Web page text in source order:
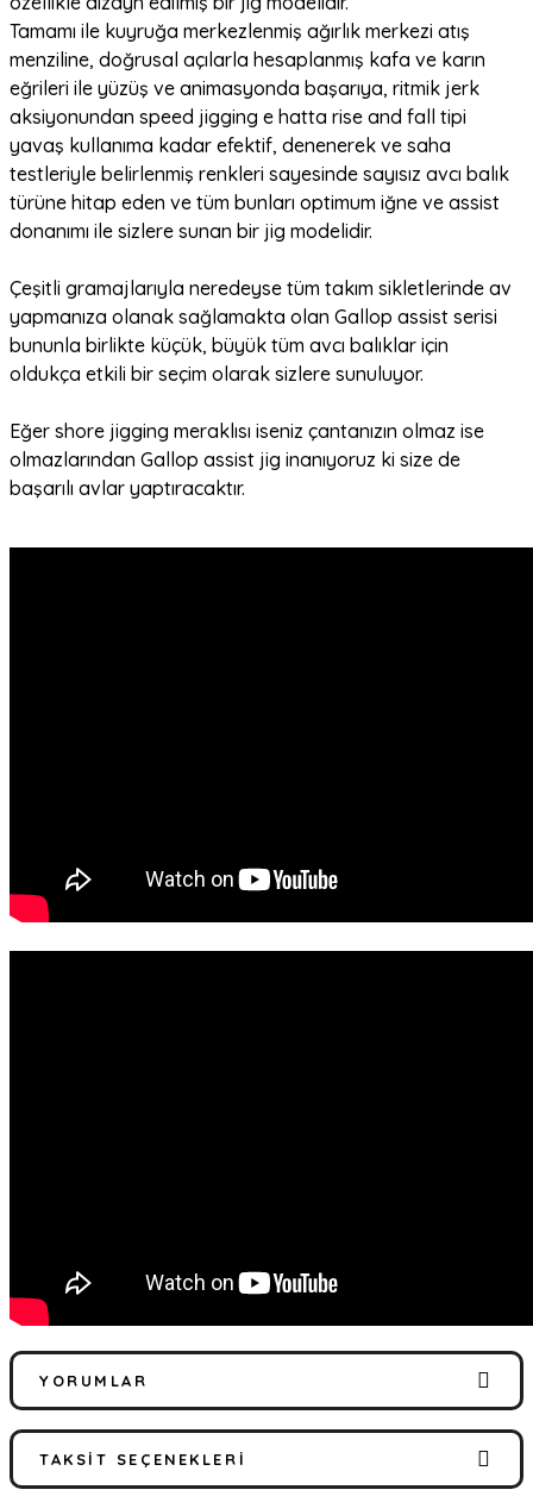
Tamamı ile kuyruğa merkezlenmiş ağırlık merkezi atış
menziline, doğrusal açılarla hesaplanmış kafa ve karın
eğrileri ile yüzüş ve animasyonda başarıya, ritmik jerk
aksiyonundan speed jigging e hatta rise and fall tipi
yavaş kullanıma kadar efektif, denenerek ve saha
testleriyle belirlenmiş renkleri sayesinde sayısız avcı balık
türüne hitap eden ve tüm bunları optimum iğne ve assist
donanımı ile sizlere sunan bir jig modelidir.
Çeşitli gramajlarıyla neredeyse tüm takım sikletlerinde av
yapmanıza olanak sağlamakta olan Gallop assist serisi
bununla birlikte küçük, büyük tüm avcı balıklar için
oldukça etkili bir seçim olarak sizlere sunuluyor.
Eğer shore jigging meraklısı iseniz çantanızın olmaz ise
olmazlarından Gallop assist jig inanıyoruz ki size de
başarılı avlar yaptıracaktır.
YORUMLAR
Bu ürüne ilk yorumu siz yapın!
TAKSIT SEÇENEKLERI